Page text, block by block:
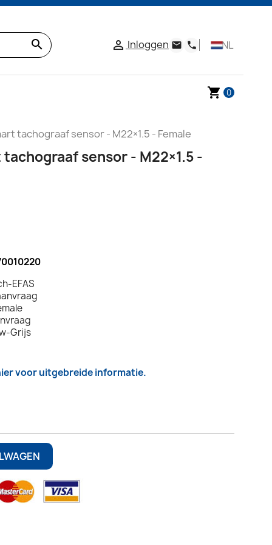
search  Inloggen email phone NL
shopping_cart 0
tachograaf sensor - M22×1.5 - Female
sensor - M22×1.5 -
EFAS
Grijs
voor uitgebreide informatie.